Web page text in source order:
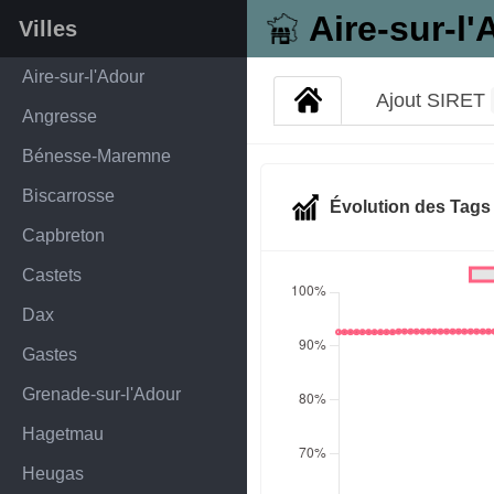
Aire-sur-
Villes
Aire-sur-l'Adour
Angresse
Bénesse-Maremne
Biscarrosse
Capbreton
Castets
Dax
Gastes
Grenade-sur-l'Adour
Hagetmau
Heugas
Ajout SIRET
Évolution des